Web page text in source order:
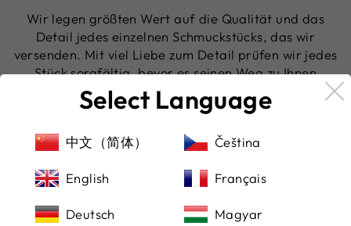
Wir legen größten Wert auf die Qualität und das
Detail jedes einzelnen Schmuckstücks, das wir
versenden. Mit viel Liebe zum Detail prüfen wir jedes
Stück sorgfältig, bevor es seinen Weg zu Ihnen
findet, liebevoll eingebettet in ein edles Etui.
Bezahlen und Versenden
Um Ihnen ein sorgenfreies Einkaufserlebnis zu
garantieren, akzeptieren wir nicht nur Paypal,
sondern auch alle renommierten Kreditkarten. So
können Sie die für Sie bequemste Zahlungsmethode
Select Language
中文（简体） Čeština
English Français
Deutsch Magyar